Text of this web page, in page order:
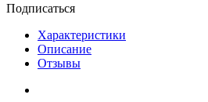
Подписаться
Характеристики
Описание
Отзывы